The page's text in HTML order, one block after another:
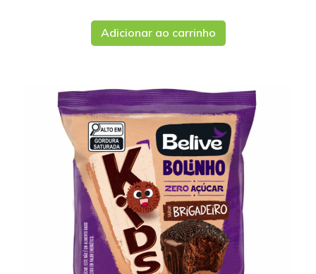
Adicionar ao carrinho